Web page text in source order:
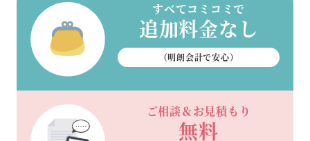
すべてコミコミで
追加料金なし
（明朗会計で安心）
ご相談＆お見積もり
無料